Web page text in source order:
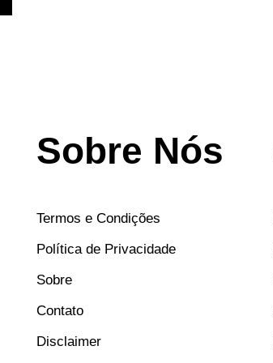
Sobre Nós
Termos e Condições
Política de Privacidade
Sobre
Contato
Disclaimer